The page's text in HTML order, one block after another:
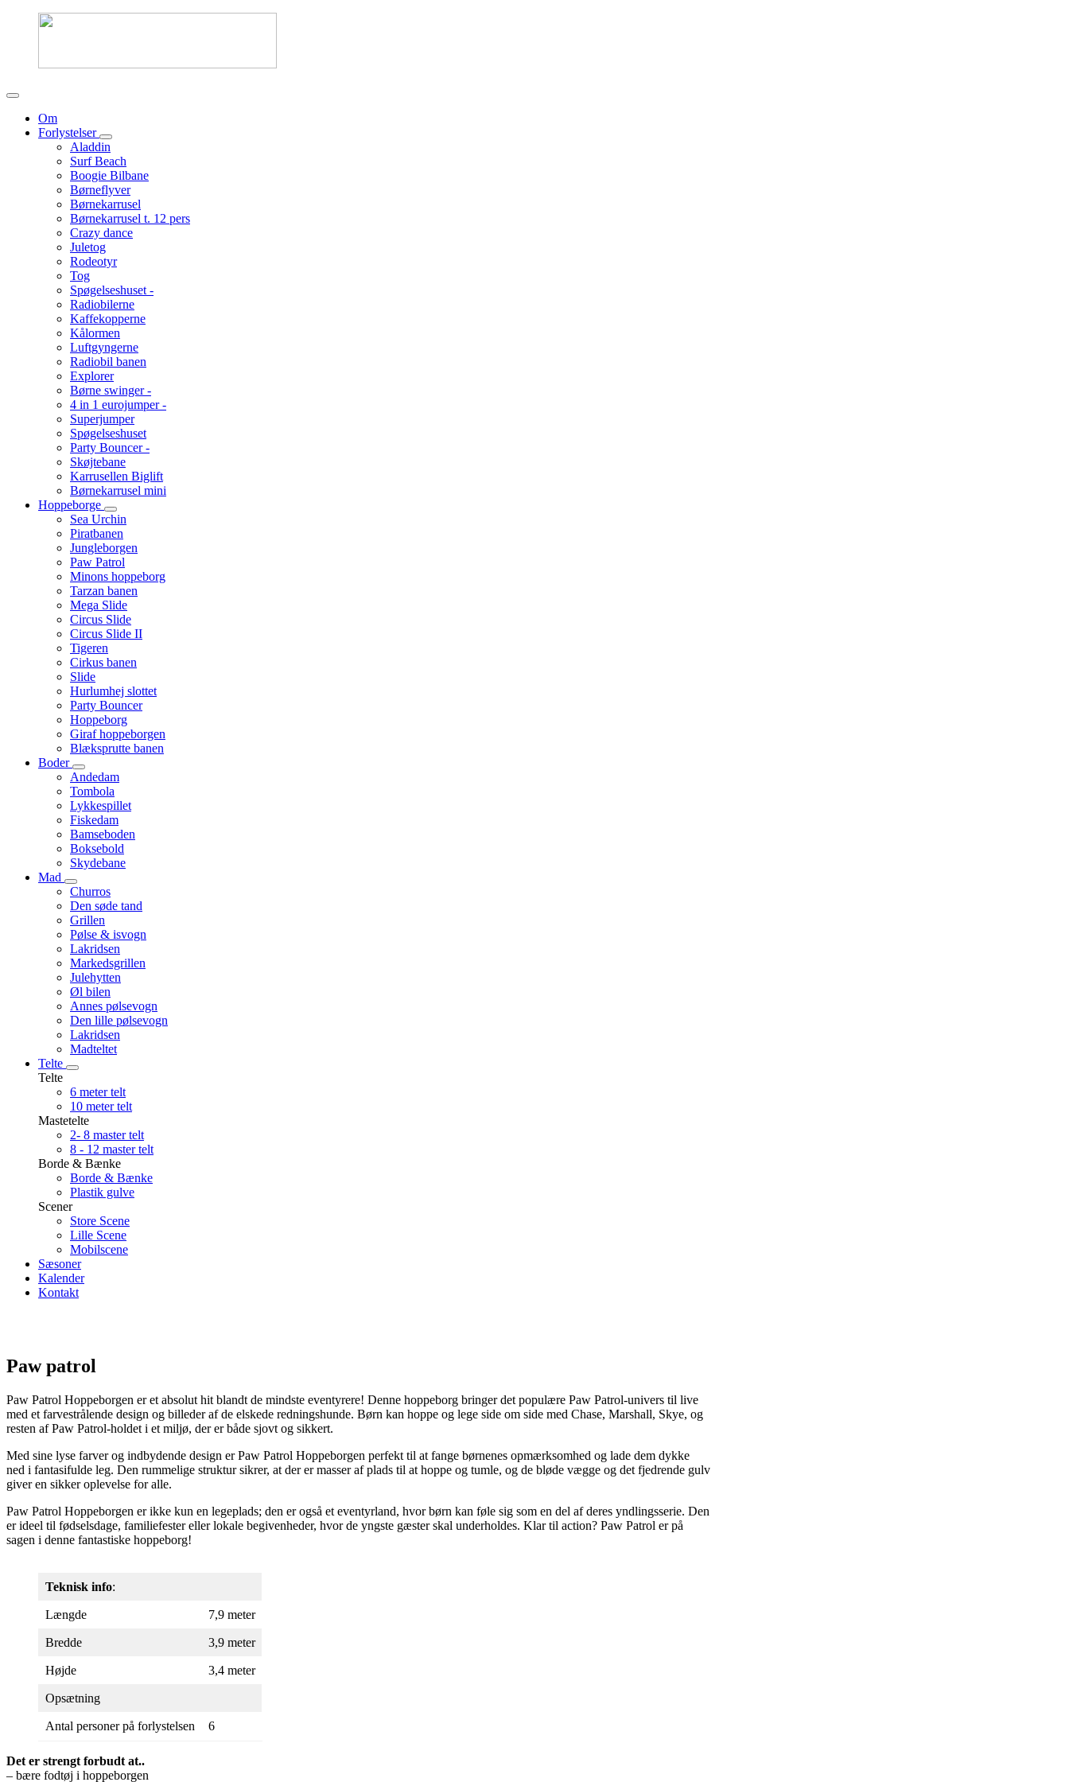
Om
Forlystelser
Aladdin
Surf Beach
Boogie Bilbane
Børneflyver
Børnekarrusel
Børnekarrusel t. 12 pers
Crazy dance
Juletog
Rodeotyr
Tog
Spøgelseshuset -
Radiobilerne
Kaffekopperne
Kålormen
Luftgyngerne
Radiobil banen
Explorer
Børne swinger -
4 in 1 eurojumper -
Superjumper
Spøgelseshuset
Party Bouncer -
Skøjtebane
Karrusellen Biglift
Børnekarrusel mini
Hoppeborge
Sea Urchin
Piratbanen
Jungleborgen
Paw Patrol
Minons hoppeborg
Tarzan banen
Mega Slide
Circus Slide
Circus Slide II
Tigeren
Cirkus banen
Slide
Hurlumhej slottet
Party Bouncer
Hoppeborg
Giraf hoppeborgen
Blæksprutte banen
Boder
Andedam
Tombola
Lykkespillet
Fiskedam
Bamseboden
Boksebold
Skydebane
Mad
Churros
Den søde tand
Grillen
Pølse & isvogn
Lakridsen
Markedsgrillen
Julehytten
Øl bilen
Annes pølsevogn
Den lille pølsevogn
Lakridsen
Madteltet
Telte
Telte
6 meter telt
10 meter telt
Mastetelte
2- 8 master telt
8 - 12 master telt
Borde & Bænke
Borde & Bænke
Plastik gulve
Scener
Store Scene
Lille Scene
Mobilscene
Sæsoner
Kalender
Kontakt
Paw patrol
Paw Patrol Hoppeborgen er et absolut hit blandt de mindste eventyrere! Denne hoppeborg bringer det populære Paw Patrol-univers til live
med et farvestrålende design og billeder af de elskede redningshunde. Børn kan hoppe og lege side om side med Chase, Marshall, Skye, og
resten af Paw Patrol-holdet i et miljø, der er både sjovt og sikkert.
Med sine lyse farver og indbydende design er Paw Patrol Hoppeborgen perfekt til at fange børnenes opmærksomhed og lade dem dykke
ned i fantasifulde leg. Den rummelige struktur sikrer, at der er masser af plads til at hoppe og tumle, og de bløde vægge og det fjedrende gulv
giver en sikker oplevelse for alle.
Paw Patrol Hoppeborgen er ikke kun en legeplads; den er også et eventyrland, hvor børn kan føle sig som en del af deres yndlingsserie. Den
er ideel til fødselsdage, familiefester eller lokale begivenheder, hvor de yngste gæster skal underholdes. Klar til action? Paw Patrol er på
sagen i denne fantastiske hoppeborg!
Teknisk info:
Længde 7,9 meter
Bredde 3,9 meter
Højde 3,4 meter
Opsætning
Antal personer på forlystelsen 6
Det er strengt forbudt at..
– bære fodtøj i hoppeborgen